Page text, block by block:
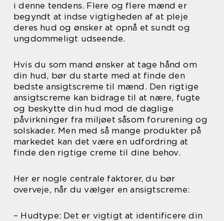
i denne tendens. Flere og flere mænd er
begyndt at indse vigtigheden af at pleje
deres hud og ønsker at opnå et sundt og
ungdommeligt udseende.
Hvis du som mand ønsker at tage hånd om
din hud, bør du starte med at finde den
bedste ansigtscreme til mænd. Den rigtige
ansigtscreme kan bidrage til at nære, fugte
og beskytte din hud mod de daglige
påvirkninger fra miljøet såsom forurening og
solskader. Men med så mange produkter på
markedet kan det være en udfordring at
finde den rigtige creme til dine behov.
Her er nogle centrale faktorer, du bør
overveje, når du vælger en ansigtscreme:
– Hudtype: Det er vigtigt at identificere din